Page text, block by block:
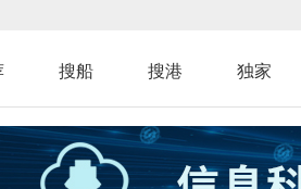
搜船 搜港 独家